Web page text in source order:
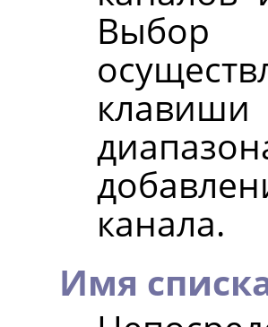
канала.
Имя